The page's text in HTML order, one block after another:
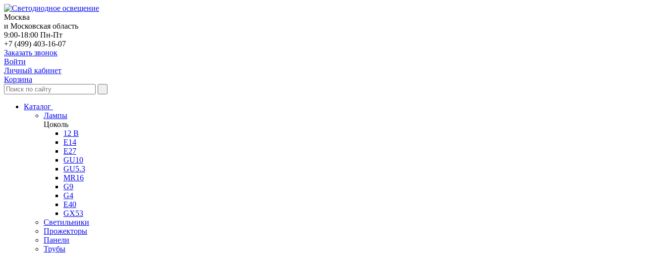
Москва
и Московская область
9:00-18:00 Пн-Пт
+7 (499) 403-16-07
Заказать звонок
Войти
Личный кабинет
Корзина
Каталог
Лампы
Цоколь
12 В
E14
E27
GU10
GU5.3
MR16
G9
G4
E40
GX53
Светильники
Прожекторы
Панели
Трубы